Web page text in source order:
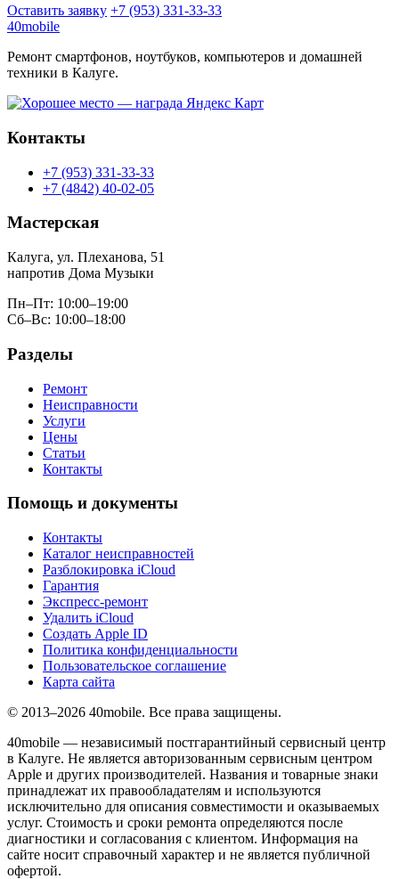
Оставить заявку +7 (953) 331-33-33
40mobile
Ремонт смартфонов, ноутбуков, компьютеров и домашней
техники в Калуге.
Контакты
+7 (953) 331-33-33
+7 (4842) 40-02-05
Мастерская
Калуга, ул. Плеханова, 51
напротив Дома Музыки
Пн–Пт: 10:00–19:00
Сб–Вс: 10:00–18:00
Разделы
Ремонт
Неисправности
Услуги
Цены
Статьи
Контакты
Помощь и документы
Контакты
Каталог неисправностей
Разблокировка iCloud
Гарантия
Экспресс-ремонт
Удалить iCloud
Создать Apple ID
Политика конфиденциальности
Пользовательское соглашение
Карта сайта
© 2013–2026 40mobile. Все права защищены.
40mobile — независимый постгарантийный сервисный центр
в Калуге. Не является авторизованным сервисным центром
Apple и других производителей. Названия и товарные знаки
принадлежат их правообладателям и используются
исключительно для описания совместимости и оказываемых
услуг. Стоимость и сроки ремонта определяются после
диагностики и согласования с клиентом. Информация на
сайте носит справочный характер и не является публичной
офертой.